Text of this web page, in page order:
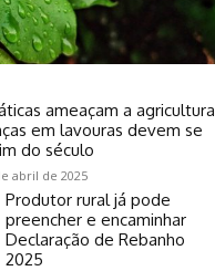
ameaçam a agricultura
em lavouras devem se
do século
abril de 2025
Produtor rural já pode
preencher e encaminhar
Declaração de Rebanho
2025